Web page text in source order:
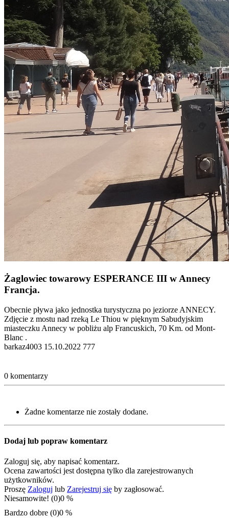
Żaglowiec towarowy ESPERANCE III w Annecy
Francja.
Obecnie pływa jako jednostka turystyczna po jeziorze ANNECY.
Zdjęcie z mostu nad rzeką Le Thiou w pięknym Sabudyjskim
miasteczku Annecy w pobliżu alp Francuskich, 70 Km. od Mont-
Blanc .
barkaz4003 15.10.2022 777
0 komentarzy
Żadne komentarze nie zostały dodane.
Dodaj lub popraw komentarz
Zaloguj się, aby napisać komentarz.
Ocena zawartości jest dostępna tylko dla zarejestrowanych
użytkowników.
Proszę Zaloguj lub Zarejestruj się by zagłosować.
Niesamowite! (0)0 %
Bardzo dobre (0)0 %